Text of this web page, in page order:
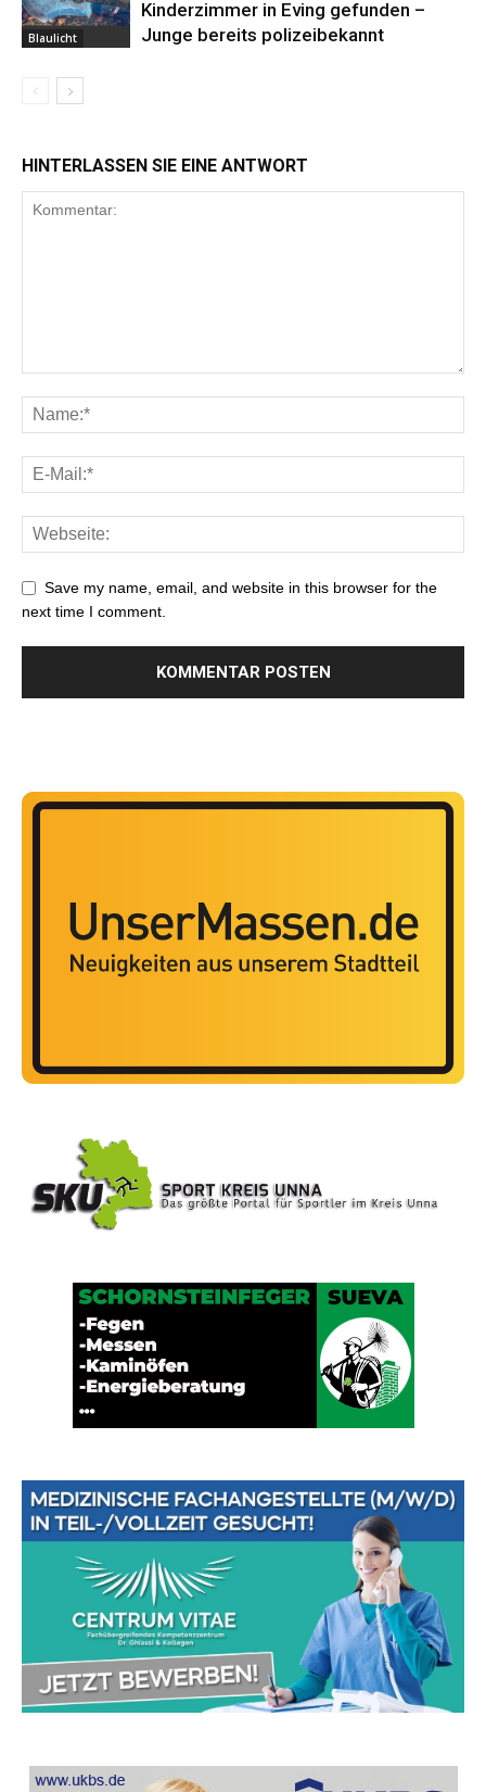
Blaulicht
Kinderzimmer in Eving gefunden –
Junge bereits polizeibekannt
HINTERLASSEN SIE EINE ANTWORT
Save my name, email, and website in this browser for the
next time I comment.